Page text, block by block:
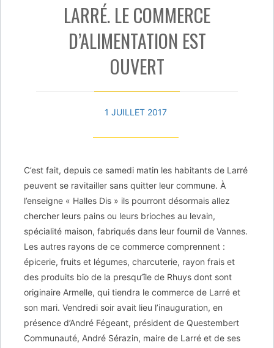
LARRÉ. LE COMMERCE
D’ALIMENTATION EST
OUVERT
1 JUILLET 2017
C’est fait, depuis ce samedi matin les habitants de Larré
peuvent se ravitailler sans quitter leur commune. À
l’enseigne « Halles Dis » ils pourront désormais allez
chercher leurs pains ou leurs brioches au levain,
spécialité maison, fabriqués dans leur fournil de Vannes.
Les autres rayons de ce commerce comprennent :
épicerie, fruits et légumes, charcuterie, rayon frais et
des produits bio de la presqu’île de Rhuys dont sont
originaire Armelle, qui tiendra le commerce de Larré et
son mari. Vendredi soir avait lieu l’inauguration, en
présence d’André Fégeant, président de Questembert
Communauté, André Sérazin, maire de Larré et de ses